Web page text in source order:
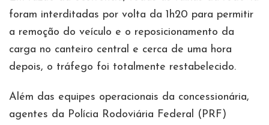
foram interditadas por volta da 1h20 para permitir
a remoção do veículo e o reposicionamento da
carga no canteiro central e cerca de uma hora
depois, o tráfego foi totalmente restabelecido.
Além das equipes operacionais da concessionária,
agentes da Polícia Rodoviária Federal (PRF)